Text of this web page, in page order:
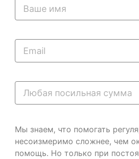
Мы знаем, что помогать
несоизмеримо сложнее, чем
помощь. Но только при